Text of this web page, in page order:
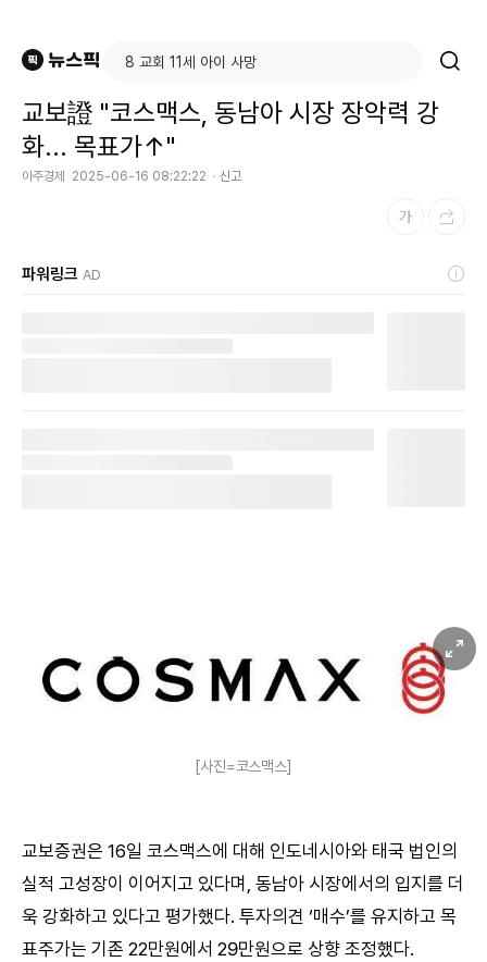
교보證 "코스맥스, 동남아 시장 장악력 강
화... 목표가↑"
아주경제 2025-06-16 08:22:22 신고
파워링크 AD
[사진=코스맥스]
교보증권은 16일 코스맥스에 대해 인도네시아와 태국 법인의
실적 고성장이 이어지고 있다며, 동남아 시장에서의 입지를 더
욱 강화하고 있다고 평가했다. 투자의견 ‘매수’를 유지하고 목
표주가는 기존 22만원에서 29만원으로 상향 조정했다.